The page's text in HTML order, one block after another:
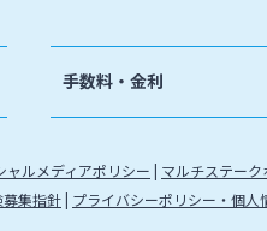
手数料・金利
ャルメディアポリシー マルチステー
募集指針 プライバシーポリシー・個人